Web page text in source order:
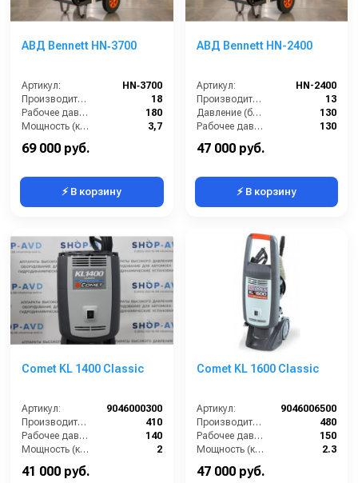
АВД Bennett HN‑3700
Артикул:
HN‑3700
Производительность (л/мин):
18
Рабочее давление (бар):
180
Мощность (кВт):
3,7
69 000 руб.
⚡ В корзину
АВД Bennett HN-2400
Артикул:
HN-2400
Производительность (л/мин):
13
Давление (бар):
130
Рабочее давление (бар):
130
47 000 руб.
⚡ В корзину
Comet KL 1400 Classic
Артикул:
9046000300
Производительность (л/ч):
410
Рабочее давление (бар):
140
Мощность (кВт):
2
Электропитание (В):
41 000 руб.
Comet KL 1600 Classic
Артикул:
9046006500
Производительность (л/ч):
480
Рабочее давление (бар):
150
Мощность (кВт):
2.3
Электропитание (В):
47 000 руб.